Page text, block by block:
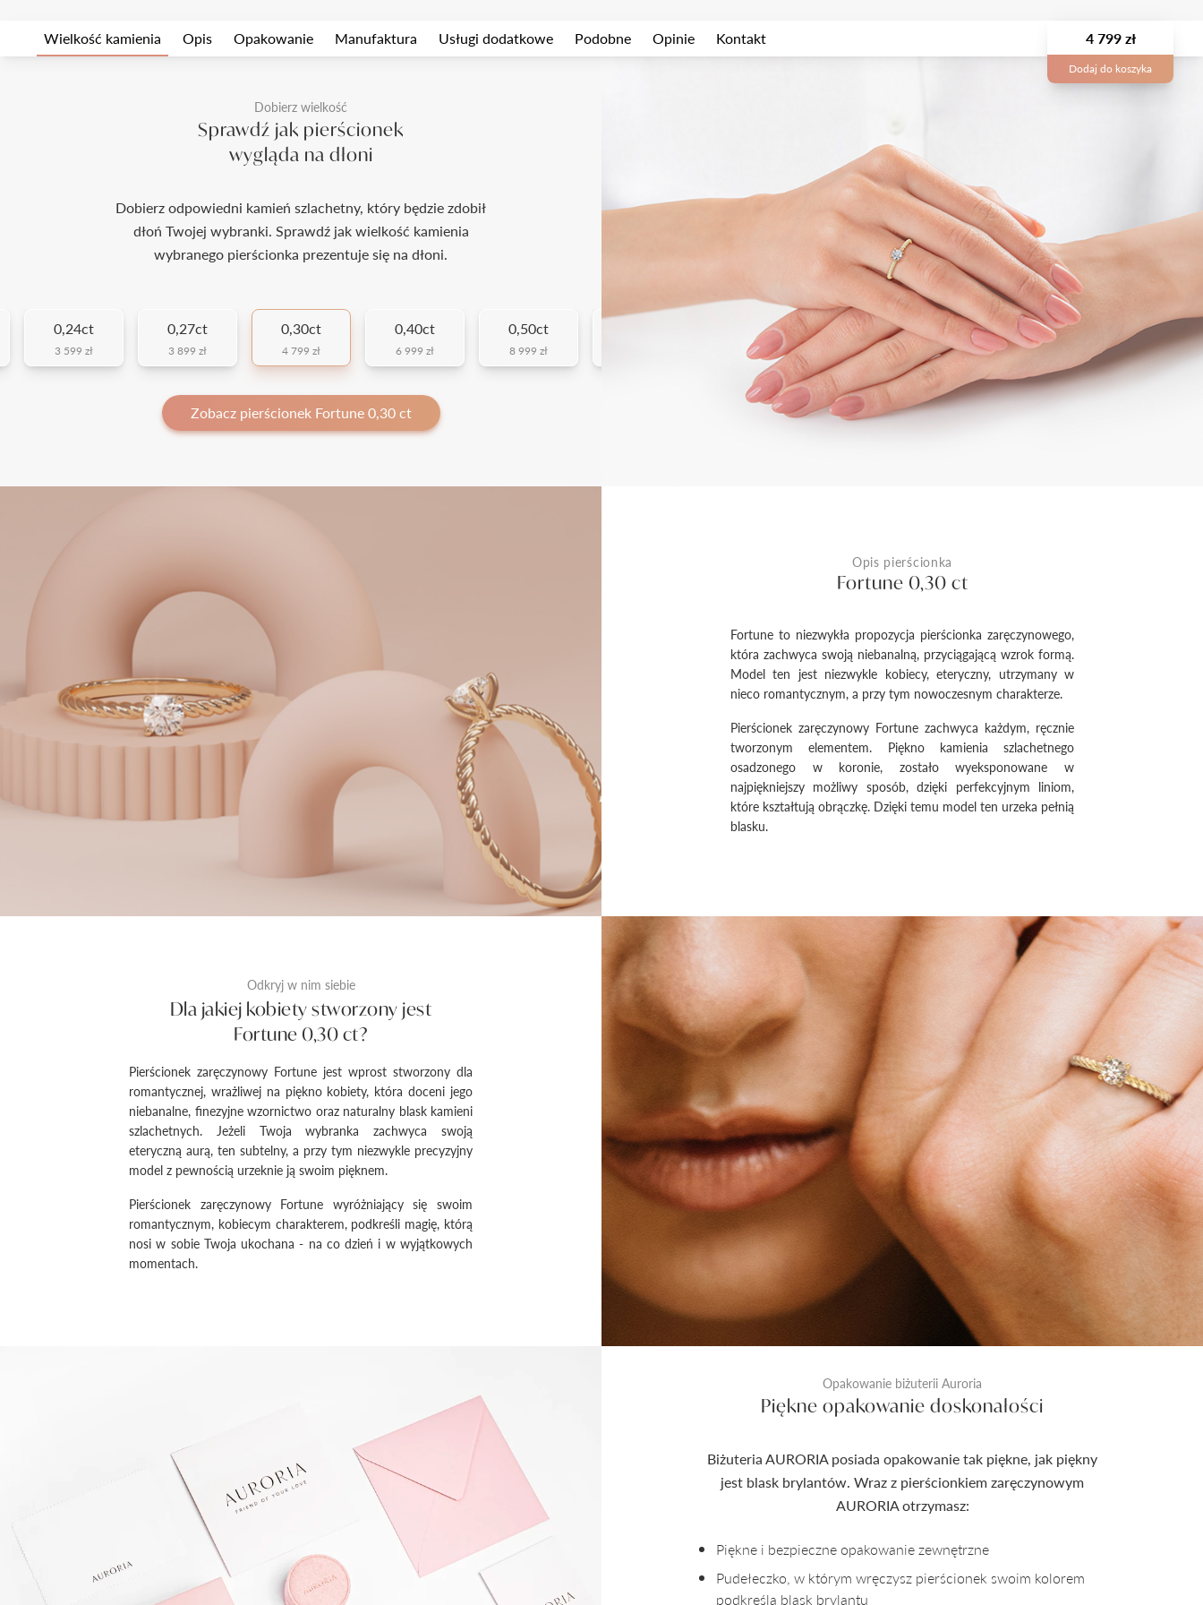
Wielkość kamienia Opis Opakowanie Manufaktura Usługi dodatkowe Podobne Opinie Kontakt 4 799 zł
Dodaj do koszyka
Dobierz wielkość
Sprawdź jak pierścionek
wygląda na dłoni
Dobierz odpowiedni kamień szlachetny, który będzie zdobił
dłoń Twojej wybranki. Sprawdź jak wielkość kamienia
wybranego pierścionka prezentuje się na dłoni.
0,24ct
3 599 zł
0,27ct
3 899 zł
0,30ct
4 799 zł
0,40ct
6 999 zł
0,50ct
8 999 zł
1ct
30 999 zł
Zobacz pierścionek Fortune 0,30 ct
Opis pierścionka
Fortune 0,30 ct
Fortune to niezwykła propozycja pierścionka zaręczynowego,
która zachwyca swoją niebanalną, przyciągającą wzrok formą.
Model ten jest niezwykle kobiecy, eteryczny, utrzymany w
nieco romantycznym, a przy tym nowoczesnym charakterze.
Pierścionek zaręczynowy Fortune zachwyca każdym, ręcznie
tworzonym elementem. Piękno kamienia szlachetnego
osadzonego w koronie, zostało wyeksponowane w
najpiękniejszy możliwy sposób, dzięki perfekcyjnym liniom,
które kształtują obrączkę. Dzięki temu model ten urzeka pełnią
blasku.
Odkryj w nim siebie
Dla jakiej kobiety stworzony jest
Fortune 0,30 ct?
Pierścionek zaręczynowy Fortune jest wprost stworzony dla
romantycznej, wrażliwej na piękno kobiety, która doceni jego
niebanalne, finezyjne wzornictwo oraz naturalny blask kamieni
szlachetnych. Jeżeli Twoja wybranka zachwyca swoją
eteryczną aurą, ten subtelny, a przy tym niezwykle precyzyjny
model z pewnością urzeknie ją swoim pięknem.
Pierścionek zaręczynowy Fortune wyróżniający się swoim
romantycznym, kobiecym charakterem, podkreśli magię, którą
nosi w sobie Twoja ukochana - na co dzień i w wyjątkowych
momentach.
Opakowanie biżuterii Auroria
Piękne opakowanie doskonałości
Biżuteria AURORIA posiada opakowanie tak piękne, jak piękny
jest blask brylantów. Wraz z pierścionkiem zaręczynowym
AURORIA otrzymasz:
Piękne i bezpieczne opakowanie zewnętrzne
Pudełeczko, w którym wręczysz pierścionek swoim kolorem
podkreśla blask brylantu